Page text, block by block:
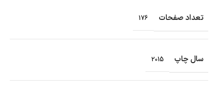
تعداد صفحات 176
سال چاپ 2015